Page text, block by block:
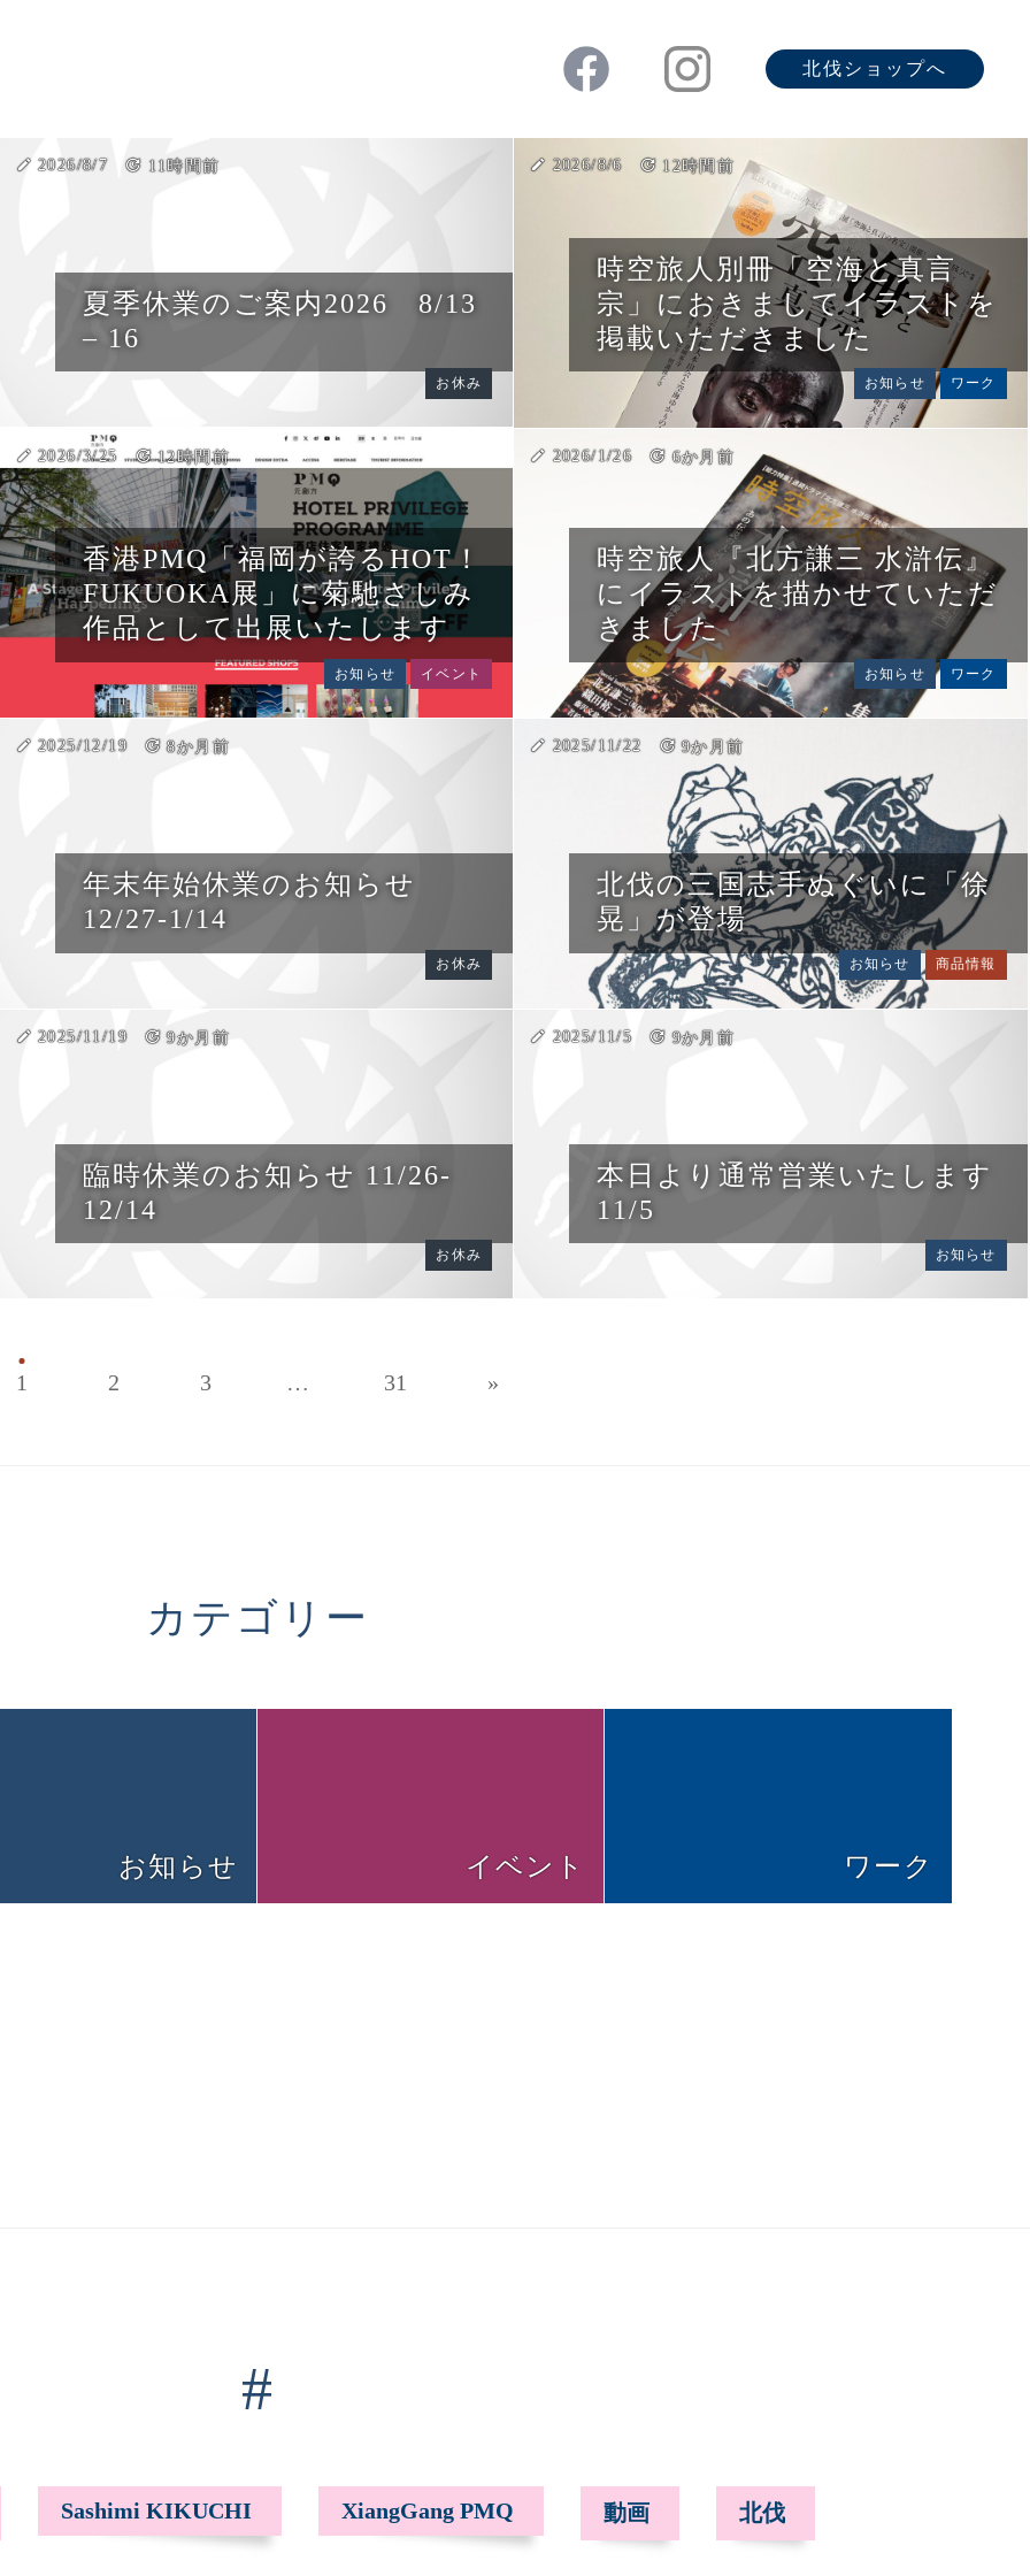
北伐ショップへ
夏季休業のご案内2026 8/13
– 16
お休み
create 2026/8/7 update 11時間前
時空旅人別冊「空海と真言
宗」におきましてイラストを
掲載いただきました
お知らせ ワーク
create 2026/8/6 update 12時間前
香港PMQ「福岡が誇るHOT！
FUKUOKA展」に菊馳さしみ
作品として出展いたします
お知らせ イベント
create 2026/3/25 update 12時間前
時空旅人『北方謙三 水滸伝』
にイラストを描かせていただ
きました
お知らせ ワーク
create 2026/1/26 update 6か月前
年末年始休業のお知らせ
12/27-1/14
お休み
create 2025/12/19 update 8か月前
北伐の三国志手ぬぐいに「徐
晃」が登場
お知らせ 商品情報
create 2025/11/22 update 9か月前
臨時休業のお知らせ 11/26-
12/14
お休み
create 2025/11/19 update 9か月前
本日より通常営業いたします
11/5
お知らせ
create 2025/11/5 update 9か月前
1 2 3 … 31 »
カテゴリー
お知らせ イベント ワーク
#
Sashimi KIKUCHI XiangGang PMQ 動画 北伐